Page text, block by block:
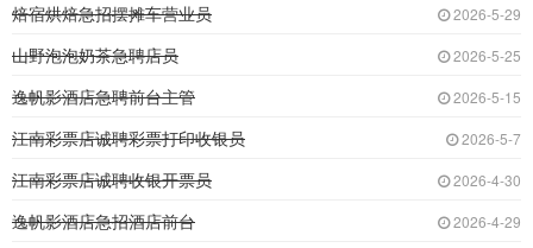
焙宿烘焙急招摆摊车营业员 2026-5-29
山野泡泡奶茶急聘店员 2026-5-25
逸帆影酒店急聘前台主管 2026-5-15
江南彩票店诚聘彩票打印收银员 2026-5-7
江南彩票店诚聘收银开票员 2026-4-30
逸帆影酒店急招酒店前台 2026-4-29